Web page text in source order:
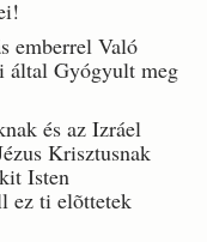
emberrel Való
által Gyógyult meg
és az Izráel
Krisztusnak
Isten
ez ti elõttetek